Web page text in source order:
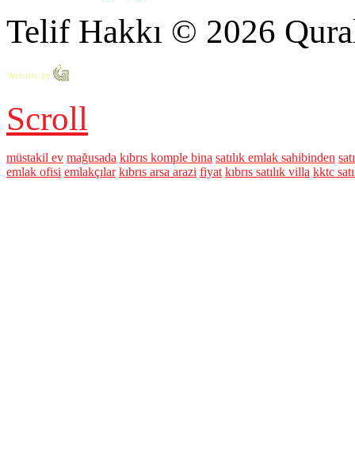
Telif Hakkı © 2026
Scroll
müstakil ev mağusada kıbrıs komple bina satılık emlak sahibinden
emlak ofisi emlakçılar kıbrıs arsa arazi fiyat kıbrıs satılık villa kktc